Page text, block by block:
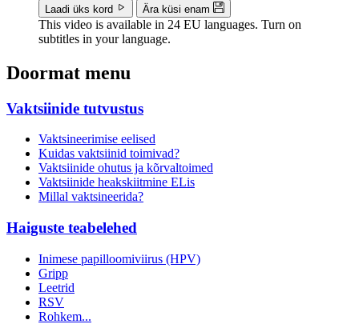
Laadi üks kord Ära küsi enam
This video is available in 24 EU languages. Turn on
subtitles in your language.
Doormat menu
Vaktsiinide tutvustus
Vaktsineerimise eelised
Kuidas vaktsiinid toimivad?
Vaktsiinide ohutus ja kõrvaltoimed
Vaktsiinide heakskiitmine ELis
Millal vaktsineerida?
Haiguste teabelehed
Inimese papilloomiviirus (HPV)
Gripp
Leetrid
RSV
Rohkem...